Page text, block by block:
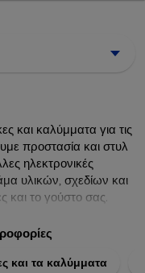
και καλύμματα για τις
προστασία και στυλ
ηλεκτρονικές
υλικών, σχεδίων και
και το γούστο σας.
δίνετε ένα
με τις κορυφαίες
και τα καλύμματα